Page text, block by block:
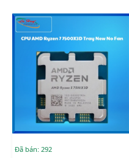
Đã bán: 292